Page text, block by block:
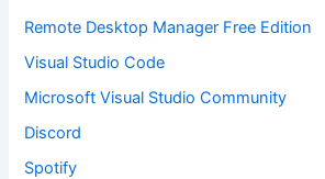
h
:
Remote Desktop Manager Free Edition
Visual Studio Code
Microsoft Visual Studio Community
Discord
Spotify